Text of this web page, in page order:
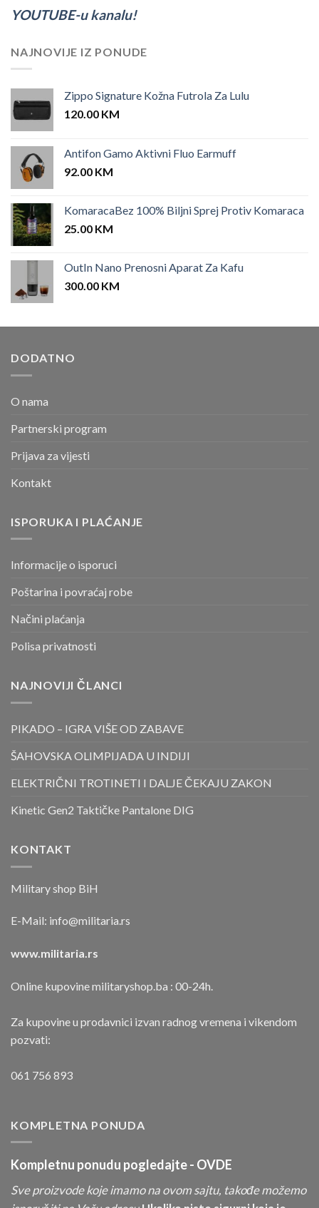
YOUTUBE-u kanalu!
NAJNOVIJE IZ PONUDE
Zippo Signature Kožna Futrola Za Lulu
120.00 KM
Antifon Gamo Aktivni Fluo Earmuff
92.00 KM
KomaracaBez 100% Biljni Sprej Protiv Komaraca
25.00 KM
OutIn Nano Prenosni Aparat Za Kafu
300.00 KM
DODATNO
O nama
Partnerski program
Prijava za vijesti
Kontakt
ISPORUKA I PLAĆANJE
Informacije o isporuci
Poštarina i povraćaj robe
Načini plaćanja
Polisa privatnosti
NAJNOVIJI ČLANCI
PIKADO – IGRA VIŠE OD ZABAVE
ŠAHOVSKA OLIMPIJADA U INDIJI
ELEKTRIČNI TROTINETI I DALJE ČEKAJU ZAKON
Kinetic Gen2 Taktičke Pantalone DIG
KONTAKT
Military shop BiH
E-Mail: info@militaria.rs
www.militaria.rs
Online kupovine militaryshop.ba : 00-24h.
Za kupovine u prodavnici izvan radnog vremena i vikendom
pozvati:
061 756 893
KOMPLETNA PONUDA
Kompletnu ponudu pogledajte - OVDE
Sve proizvode koje imamo na ovom sajtu, takođe možemo